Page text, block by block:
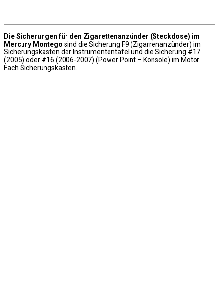
Die Sicherungen für den Zigarettenanzünder (Steckdose) im
Mercury Montego sind die Sicherung F9 (Zigarrenanzünder) im
Sicherungskasten der Instrumententafel und die Sicherung #17
(2005) oder #16 (2006-2007) (Power Point – Konsole) im Motor
Fach Sicherungskasten.